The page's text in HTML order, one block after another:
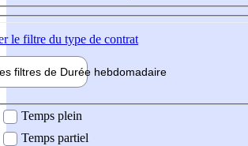
le filtre du type de contrat
filtres de Durée hebdomadaire
Temps plein
Temps partiel